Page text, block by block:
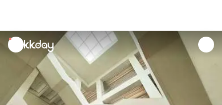
unread
notifications